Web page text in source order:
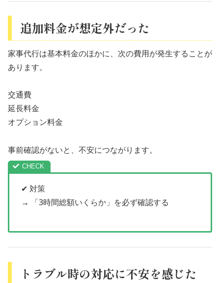
追加料金が想定外だった
家事代行は基本料金のほかに、次の費用が発生することが
あります。
交通費
延長料金
オプション料金
事前確認がないと、不安につながります。
✔ 対策
→ 「3時間総額いくらか」を必ず確認する
トラブル時の対応に不安を感じた